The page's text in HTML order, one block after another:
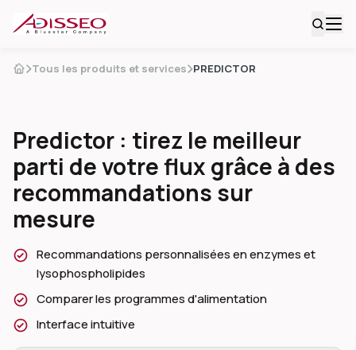
Tous les produits et services PREDICTOR
Predictor : tirez le meilleur
parti de votre flux grâce à des
recommandations sur
mesure
Recommandations personnalisées en enzymes et
lysophospholipides
Comparer les programmes d'alimentation
Interface intuitive